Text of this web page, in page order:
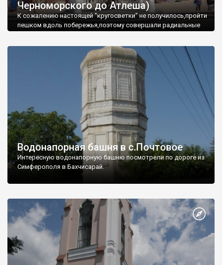
Черноморского до Атлеша)
К сожалению настоящей "кругосветки" не получилось,пройти
пешком вдоль побережья,поэтому совершали радиальные
Водонапорная башня в с.Почтовое
Интересную водонапорную башню посмотрели по дороге из
Симферополя в Бахчисарай.